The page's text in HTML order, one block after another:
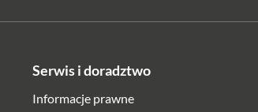
Serwis i doradztwo
Informacje prawne